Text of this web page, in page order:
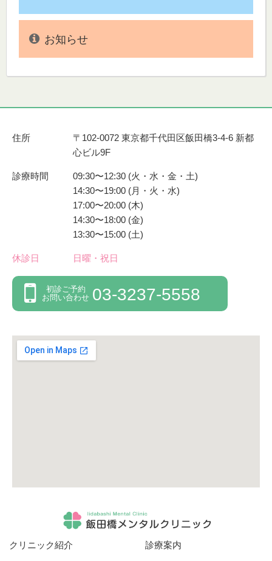
お知らせ
住所
〒102-0072 東京都千代田区飯田橋3-4-6 新都
心ビル9F
診療時間
09:30〜12:30 (火・水・金・土)
14:30〜19:00 (月・火・水)
17:00〜20:00 (木)
14:30〜18:00 (金)
13:30〜15:00 (土)
休診日 日曜・祝日
初診ご予約
お問い合わせ 03-3237-5558
クリニック紹介
診療案内